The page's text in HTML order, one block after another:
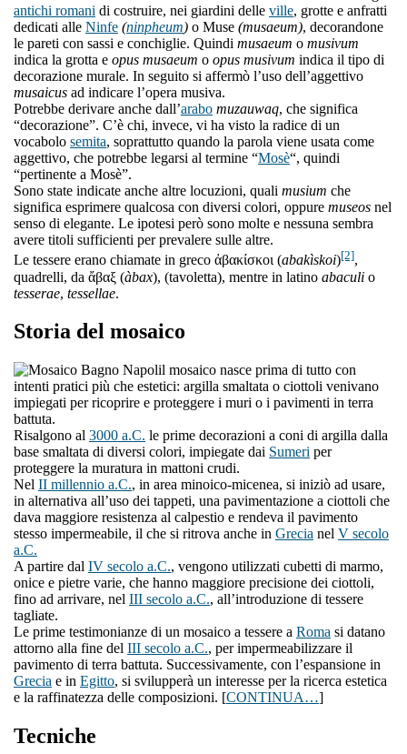
antichi romani di costruire, nei giardini delle ville, grotte e anfratti
dedicati alle Ninfe (ninpheum) o Muse (musaeum), decorandone
le pareti con sassi e conchiglie. Quindi musaeum o musivum
indica la grotta e opus musaeum o opus musivum indica il tipo di
decorazione murale. In seguito si affermò l’uso dell’aggettivo
musaicus ad indicare l’opera musiva.
Potrebbe derivare anche dall’arabo muzauwaq, che significa
“decorazione”. C’è chi, invece, vi ha visto la radice di un
vocabolo semita, soprattutto quando la parola viene usata come
aggettivo, che potrebbe legarsi al termine “Mosè“, quindi
“pertinente a Mosè”.
Sono state indicate anche altre locuzioni, quali musium che
significa esprimere qualcosa con diversi colori, oppure museos nel
senso di elegante. Le ipotesi però sono molte e nessuna sembra
avere titoli sufficienti per prevalere sulle altre.
Le tessere erano chiamate in greco ἀβακίσκοι (abakìskoi)[2],
quadrelli, da ἄβαξ (àbax), (tavoletta), mentre in latino abaculi o
tesserae, tessellae.
Storia del mosaico
l mosaico nasce prima di tutto con
intenti pratici più che estetici: argilla smaltata o ciottoli venivano
impiegati per ricoprire e proteggere i muri o i pavimenti in terra
battuta.
Risalgono al 3000 a.C. le prime decorazioni a coni di argilla dalla
base smaltata di diversi colori, impiegate dai Sumeri per
proteggere la muratura in mattoni crudi.
Nel II millennio a.C., in area minoico-micenea, si iniziò ad usare,
in alternativa all’uso dei tappeti, una pavimentazione a ciottoli che
dava maggiore resistenza al calpestio e rendeva il pavimento
stesso impermeabile, il che si ritrova anche in Grecia nel V secolo
a.C.
A partire dal IV secolo a.C., vengono utilizzati cubetti di marmo,
onice e pietre varie, che hanno maggiore precisione dei ciottoli,
fino ad arrivare, nel III secolo a.C., all’introduzione di tessere
tagliate.
Le prime testimonianze di un mosaico a tessere a Roma si datano
attorno alla fine del III secolo a.C., per impermeabilizzare il
pavimento di terra battuta. Successivamente, con l’espansione in
Grecia e in Egitto, si svilupperà un interesse per la ricerca estetica
e la raffinatezza delle composizioni. [CONTINUA…]
Tecniche